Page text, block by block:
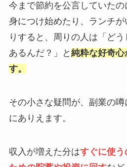
今まで節約を公言していた
身につけ始めたり、ランチ
りすると、周りの人は「ど
あるんだ？」と 純粋な好奇心
す。
その小さな疑問が、副業の
にありえます。
収入が増えた分はすぐに使